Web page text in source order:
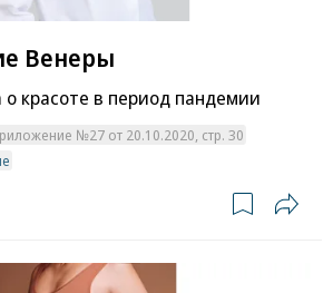
Венеры
о красоте в период пандемии
№27 от 20.10.2020, стр. 30